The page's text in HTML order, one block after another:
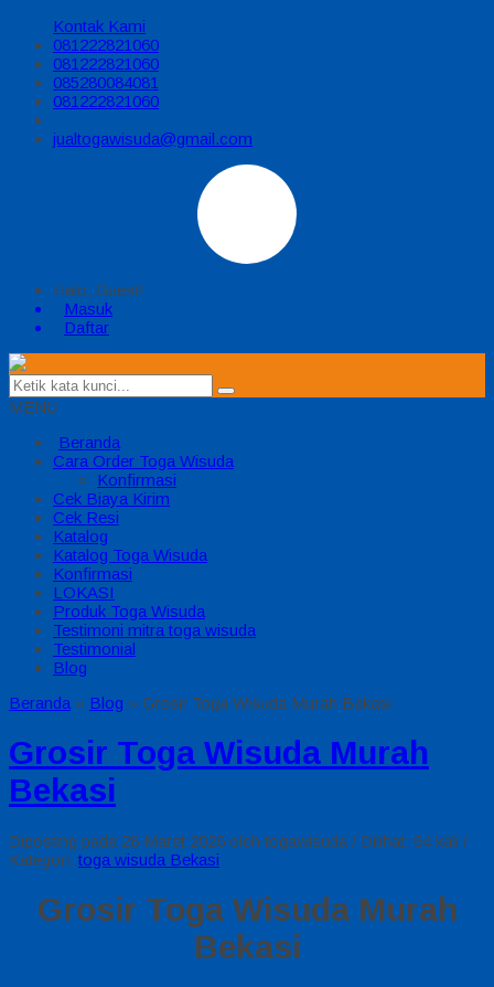
Kontak Kami
081222821060
081222821060
085280084081
081222821060
jualtogawisuda@gmail.com
Halo, Guest!
Masuk
Daftar
MENU
Beranda
Cara Order Toga Wisuda
Konfirmasi
Cek Biaya Kirim
Cek Resi
Katalog
Katalog Toga Wisuda
Konfirmasi
LOKASI
Produk Toga Wisuda
Testimoni mitra toga wisuda
Testimonial
Blog
Beranda » Blog » Grosir Toga Wisuda Murah Bekasi
Grosir Toga Wisuda Murah
Bekasi
Diposting pada 28 Maret 2026 oleh togawisuda / Dilihat: 64 kali /
Kategori: toga wisuda Bekasi
Grosir Toga Wisuda Murah
Bekasi